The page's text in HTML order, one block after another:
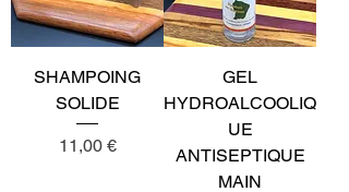
SHAMPOING
SOLIDE
Prix
11,00 €
GEL
HYDROALCOOLIQ
UE
ANTISEPTIQUE
MAIN